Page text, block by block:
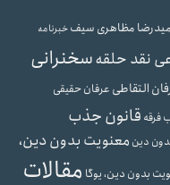
مظاهری سیفخبرنامه
نقد حلقهسخنرانی
التقاطی عرفان حقیقی
فرقه قانون جذب
دین معنویت بدون دین،
بدون دین، یوگا مقالات